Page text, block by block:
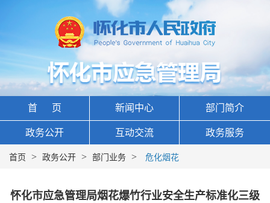
首 页 新闻中心 部门简介
政务公开 互动交流 政务服务
首页 > 政务公开 > 部门业务 > 危化烟花
怀化市应急管理局烟花爆竹行业安全生产标准化三级